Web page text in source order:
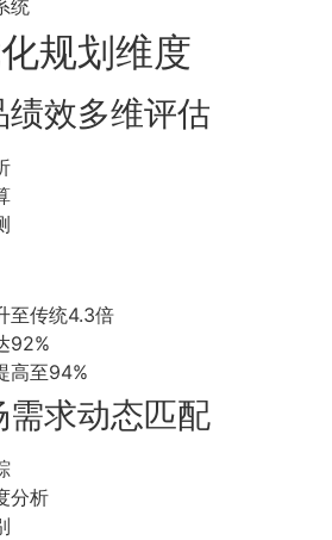
统
规划维度
效多维评估
至传统4.3倍
92%
高至94%
求动态匹配
分析